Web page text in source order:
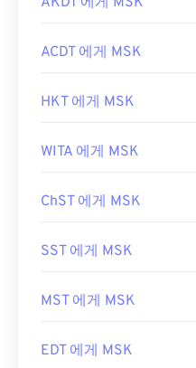
ACDT 에게 MSK
HKT 에게 MSK
WITA 에게 MSK
ChST 에게 MSK
SST 에게 MSK
MST 에게 MSK
EDT 에게 MSK